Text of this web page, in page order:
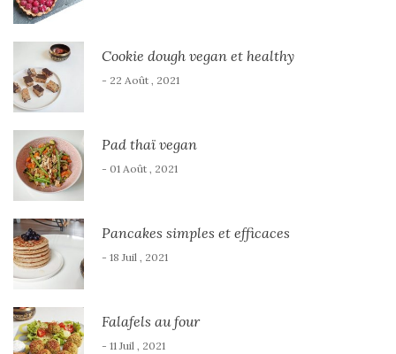
Cookie dough vegan et healthy
- 22 Août , 2021
Pad thaï vegan
- 01 Août , 2021
Pancakes simples et efficaces
- 18 Juil , 2021
Falafels au four
- 11 Juil , 2021